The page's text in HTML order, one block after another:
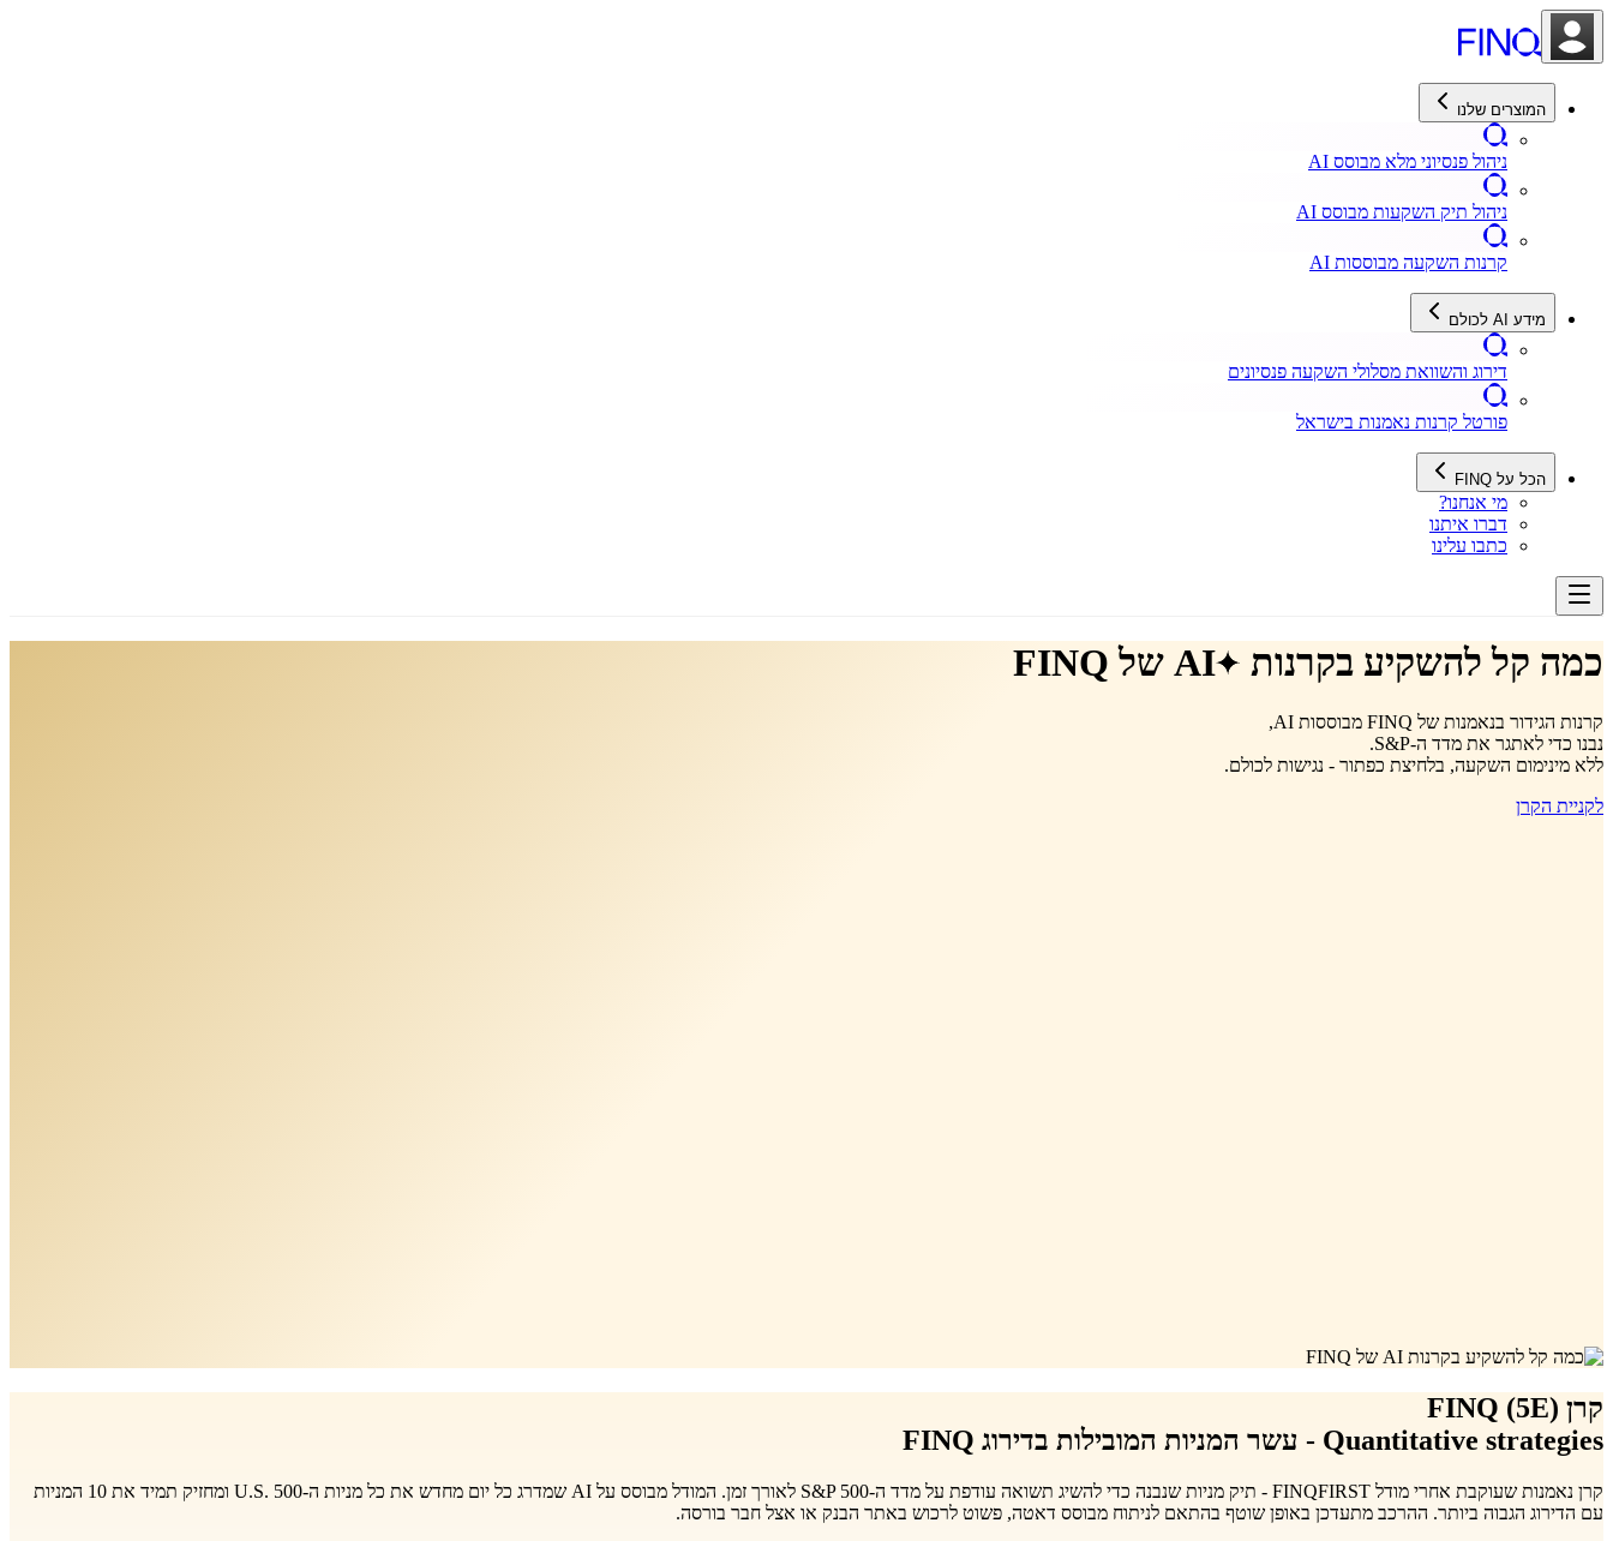
המוצרים שלנו
ניהול פנסיוני מלא מבוסס AI
ניהול תיק השקעות מבוסס AI
קרנות השקעה מבוססות AI
מידע AI לכולם
דירוג והשוואת מסלולי השקעה פנסיונים
פורטל קרנות נאמנות בישראל
הכל על FINQ
מי אנחנו?
דברו איתנו
כתבו עלינו
כמה קל להשקיע בקרנות AI של FINQ
קרנות הגידור בנאמנות של FINQ מבוססות AI,
נבנו כדי לאתגר את מדד ה-S&P.
ללא מינימום השקעה, בלחיצת כפתור - נגישות לכולם.
לקניית הקרן
קרן FINQ (5E)
Quantitative strategies - עשר המניות המובילות בדירוג FINQ
קרן נאמנות שעוקבת אחרי מודל FINQFIRST - תיק מניות שנבנה כדי להשיג תשואה עודפת על מדד ה-S&P 500 לאורך זמן. המודל מבוסס על AI שמדרג כל יום מחדש את כל מניות ה-U.S. 500 ומחזיק תמיד את 10 המניות
עם הדירוג הגבוה ביותר. ההרכב מתעדכן באופן שוטף בהתאם לניתוח מבוסס דאטה, פשוט לרכוש באתר הבנק או אצל חבר בורסה.